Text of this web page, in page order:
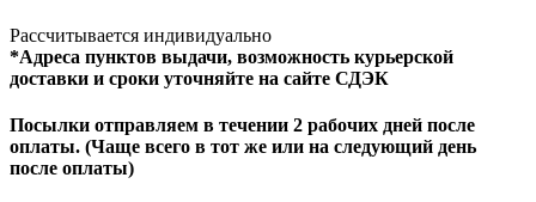
Рассчитывается индивидуально
*Адреса пунктов выдачи, возможность курьерской
доставки и сроки уточняйте на сайте СДЭК
Посылки отправляем в течении 2 рабочих дней после
оплаты. (Чаще всего в тот же или на следующий день
после оплаты)